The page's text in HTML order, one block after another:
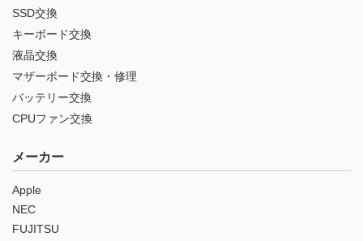
SSD交換
キーボード交換
液晶交換
マザーボード交換・修理
バッテリー交換
CPUファン交換
メーカー
Apple
NEC
FUJITSU